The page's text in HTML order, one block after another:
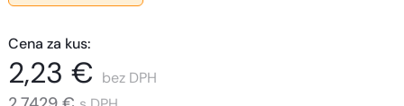
Cena za kus:
2,23 € bez DPH